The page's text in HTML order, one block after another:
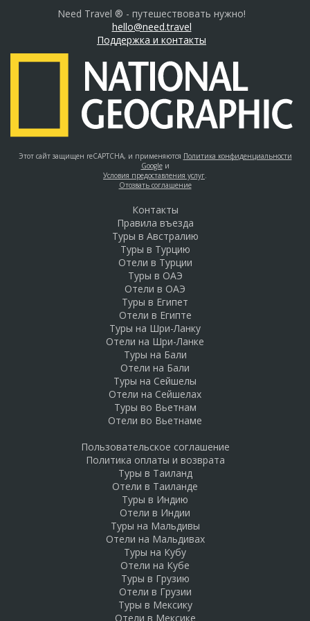
Need Travel ® - путешествовать нужно!
hello@need.travel
Поддержка и контакты
Этот сайт защищен reCAPTCHA, и применяются Политика конфиденциальности
Googleи
Условия предоставления услуг.
Отозвать соглашение
Контакты
Правила въезда
Туры в Австралию
Туры в Турцию
Отели в Турции
Туры в ОАЭ
Отели в ОАЭ
Туры в Египет
Отели в Египте
Туры на Шри-Ланку
Отели на Шри-Ланке
Туры на Бали
Отели на Бали
Туры на Сейшелы
Отели на Сейшелах
Туры во Вьетнам
Отели во Вьетнаме
Пользовательское соглашение
Политика оплаты и возврата
Туры в Таиланд
Отели в Таиланде
Туры в Индию
Отели в Индии
Туры на Мальдивы
Отели на Мальдивах
Туры на Кубу
Отели на Кубе
Туры в Грузию
Отели в Грузии
Туры в Мексику
Отели в Мексике